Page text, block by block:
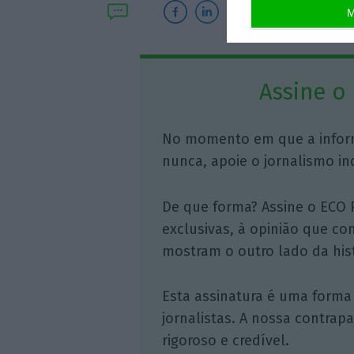
Assine o
No momento em que a
nunca, apoie o jornalismo
De que forma? Assine o
exclusivas, à opinião que
mostram o outro lado da
Esta assinatura é uma
jornalistas. A nossa
rigoroso e credível.